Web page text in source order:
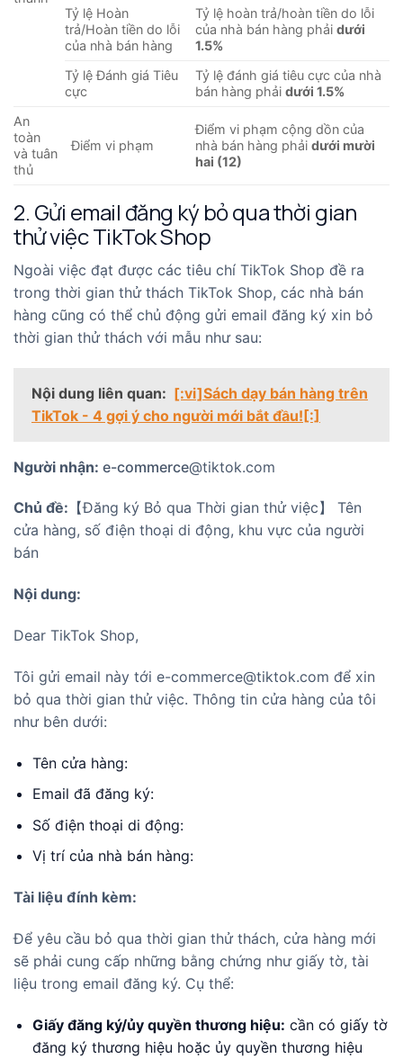
Tỷ lệ Hoàn
trả/Hoàn tiền do lỗi
của nhà bán hàng
Tỷ lệ hoàn trả/hoàn tiền do lỗi
của nhà bán hàng phảidưới
1.5%
Tỷ lệ Đánh giá Tiêu
cực
Tỷ lệ đánh giá tiêu cực của nhà
bán hàng phảidưới 1.5%
An
toàn
và tuân
thủ
Điểm vi phạm
Điểm vi phạm cộng dồn của
nhà bán hàng phảidưới mười
hai (12)
2. Gửi email đăng ký bỏ qua thời gian
thử việc TikTok Shop
Ngoài việc đạt được các tiêu chí TikTok Shop đề ra
trong thời gian thử thách TikTok Shop, các nhà bán
hàng cũng có thể chủ động gửi email đăng ký xin bỏ
thời gian thử thách với mẫu như sau:
Nội dung liên quan: [:vi]Sách dạy bán hàng trên
TikTok - 4 gợi ý cho người mới bắt đầu![:]
Người nhận: e-commerce@tiktok.com
Chủ đề: 【Đăng ký Bỏ qua Thời gian thử việc】 Tên
cửa hàng, số điện thoại di động, khu vực của người
bán
Nội dung:
Dear TikTok Shop,
Tôi gửi email này tới e-commerce@tiktok.com để xin
bỏ qua thời gian thử việc. Thông tin cửa hàng của tôi
như bên dưới:
Tên cửa hàng:
Email đã đăng ký:
Số điện thoại di động:
Vị trí của nhà bán hàng:
Tài liệu đính kèm:
Để yêu cầu bỏ qua thời gian thử thách, cửa hàng mới
sẽ phải cung cấp những bằng chứng như giấy tờ, tài
liệu trong email đăng ký. Cụ thể:
Giấy đăng ký/ủy quyền thương hiệu: cần có giấy tờ
đăng ký thương hiệu hoặc ủy quyền thương hiệu